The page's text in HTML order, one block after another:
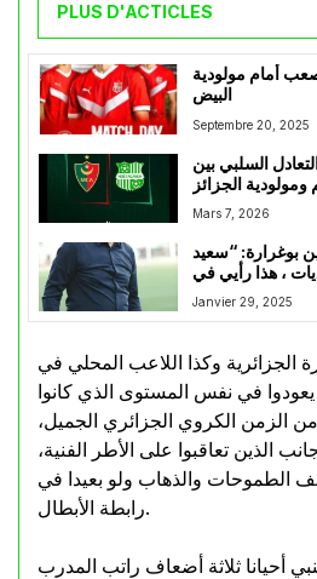
PLUS D'ACTICLES
أمام مولودية
البيض
Septembre 20, 2025
السلبي بين
الجزائز
Mars 7, 2026
بوغرارة: “سعيد
، هذا رأيي في
Janvier 29, 2025
الجزائرية وكذا اللاعب المحلي في
يعودوا في نفس المستوى الذي كانوا
الزمن الكروي الجزائري الجميل،
الذين تعاقبوا على الأطر الفنية،
الطموحات والذهاب ولو بعيدا في
رابطة الأبطال.
أحيانا ثلاثة أضعاف راتب المدرب